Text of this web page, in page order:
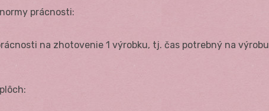
prácnosti:
na zhotovenie 1 výrobku, tj. čas potrebný na výrobu